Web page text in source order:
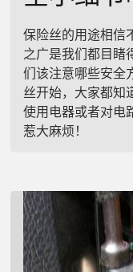
保险丝的用途相信
之广是我们都目睹
们该注意哪些安全
丝开始，大家都知
使用电器或者对电
惹大麻烦！